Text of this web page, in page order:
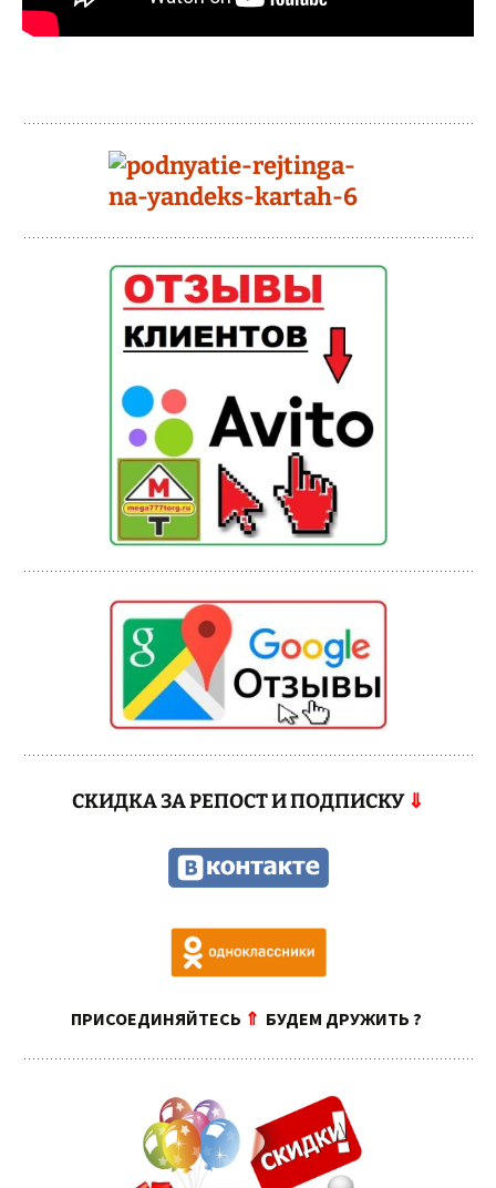
СКИДКА ЗА РЕПОСТ И ПОДПИСКУ ⇓
ПРИСОЕДИНЯЙТЕСЬ ⇑ БУДЕМ ДРУЖИТЬ ?